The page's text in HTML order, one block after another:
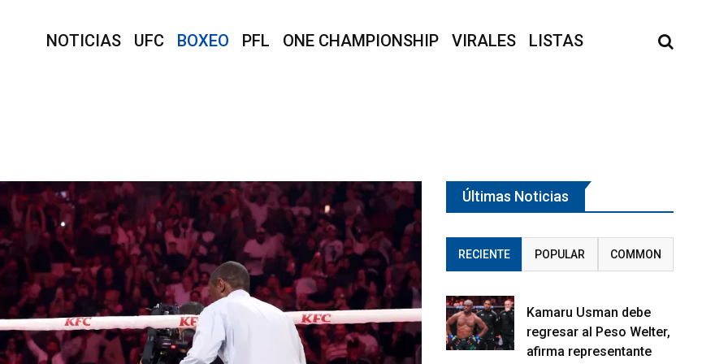
NOTICIAS UFC BOXEO PFL ONE CHAMPIONSHIP VIRALES LISTAS
Últimas Noticias
RECIENTE POPULAR COMMON
Kamaru Usman debe
regresar al Peso Welter,
afirma representante